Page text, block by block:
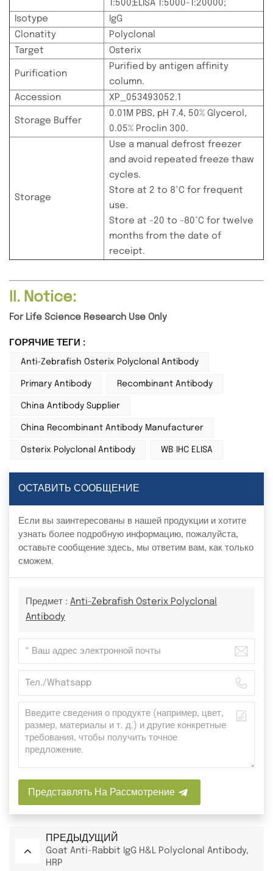
1:500;ELISA 1:5000-1:20000;
Isotype
IgG
Clonatity
Polyclonal
Target
Osterix
Purification
Purified by antigen affinity
column.
Accession
XP_053493052.1
Storage Buffer
0.01M PBS, pH 7.4, 50% Glycerol,
0.05% Proclin 300.
Storage
Use a manual defrost freezer
and avoid repeated freeze thaw
cycles.
Store at 2 to 8°C for frequent
use.
Store at -20 to -80°C for twelve
months from the date of
receipt.
II. Notice:
For Life Science Research Use Only
ГОРЯЧИЕ ТЕГИ :
Anti-Zebrafish Osterix Polyclonal Antibody
Primary Antibody Recombinant Antibody
China Antibody Supplier
China Recombinant Antibody Manufacturer
Osterix Polyclonal Antibody WB IHC ELISA
ОСТАВИТЬ СООБЩЕНИЕ
Если вы заинтересованы в нашей продукции и хотите
узнать более подробную информацию, пожалуйста,
оставьте сообщение здесь, мы ответим вам, как только
сможем.
Предмет : Anti-Zebrafish Osterix Polyclonal
Antibody
Представлять На Рассмотрение
ПРЕДЫДУЩИЙ
Goat Anti-Rabbit IgG H&L Polyclonal Antibody,
HRP